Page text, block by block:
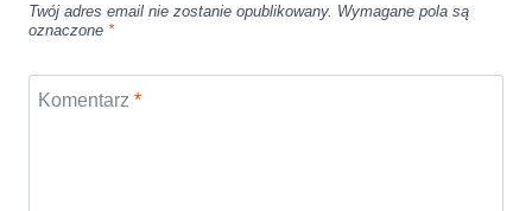
Twój adres email nie zostanie opublikowany. Wymagane pola są
oznaczone *
Komentarz *